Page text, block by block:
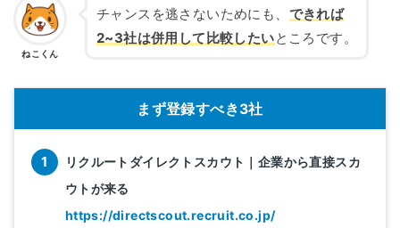
ねこくん
チャンスを逃さないためにも、 できれば
2~3社は併用して比較したいところです。
まず登録すべき3社
リクルートダイレクトスカウト｜企業から直接スカ
ウトが来る
https://directscout.recruit.co.jp/